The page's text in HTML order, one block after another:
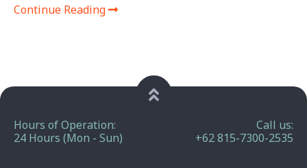
Continue Reading
Hours of Operation:
24 Hours (Mon - Sun)
Call us:
+62 815-7300-2535